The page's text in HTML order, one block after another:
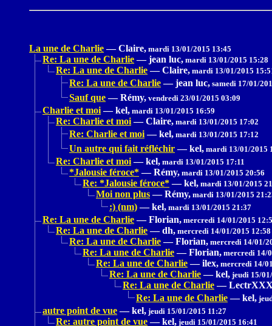
La une de Charlie — Claire, mardi 13/01/2015 13:45
Re: La une de Charlie — jean luc, mardi 13/01/2015 15:28
Re: La une de Charlie — Claire, mardi 13/01/2015
Re: La une de Charlie — jean luc, samedi 17/01/
Sauf que — Rémy, vendredi 23/01/2015 03:09
Charlie et moi — kel, mardi 13/01/2015 16:59
Re: Charlie et moi — Claire, mardi 13/01/2015 17:02
Re: Charlie et moi — kel, mardi 13/01/2015 17:12
Un autre qui fait réfléchir — kel, mardi 13/01/2015
Re: Charlie et moi — kel, mardi 13/01/2015 17:11
*Jalousie féroce* — Rémy, mardi 13/01/2015 20:56
Re: *Jalousie féroce* — kel, mardi 13/01/2015
Moi non plus — Rémy, mardi 13/01/2015
:) (nm) — kel, mardi 13/01/2015 21:37
Re: La une de Charlie — Florian, mercredi 14/01/2015
Re: La une de Charlie — dh, mercredi 14/01/2015 12:58
Re: La une de Charlie — Florian, mercredi 14/01/
Re: La une de Charlie — Florian, mercredi 14/
Re: La une de Charlie — ilex, mercredi 14/
Re: La une de Charlie — kel, jeudi 15/
Re: La une de Charlie —
Re: La une de Charlie — kel,
autre point de vue — kel, jeudi 15/01/2015 11:27
Re: autre point de vue — kel, jeudi 15/01/2015 16:41